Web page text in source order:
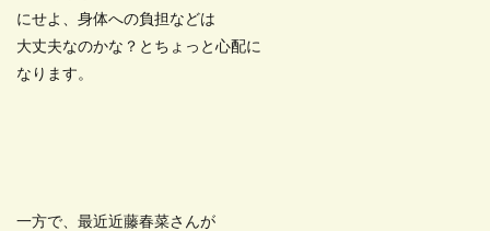
にせよ、身体への負担などは
大丈夫なのかな？とちょっと心配に
なります。
一方で、最近近藤春菜さんが